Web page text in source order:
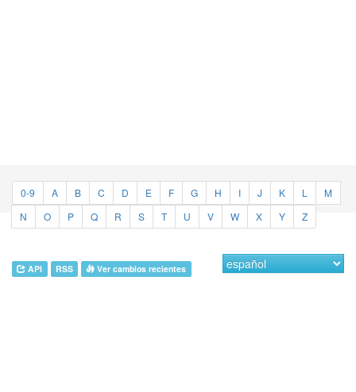
0-9 A B C D E F G H I J K L
M
N
O P Q R S T U V W X Y Z
API RSS Ver cambios recientes